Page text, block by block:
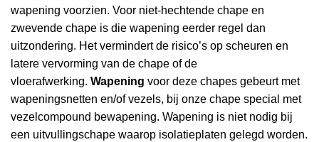
wapening voorzien. Voor niet-hechtende chape en
zwevende chape is die wapening eerder regel dan
uitzondering. Het vermindert de risico’s op scheuren en
latere vervorming van de chape of de
vloerafwerking. Wapening voor deze chapes gebeurt met
wapeningsnetten en/of vezels, bij onze chape special met
vezelcompound bewapening. Wapening is niet nodig bij
een uitvullingschape waarop isolatieplaten gelegd worden.